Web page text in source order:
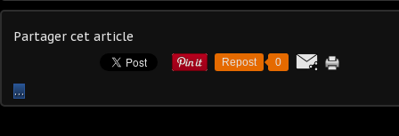
Partager cet article
Repost 0
…